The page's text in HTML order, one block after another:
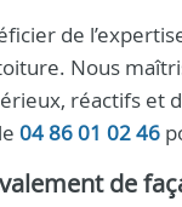
de
Nous
réactifs et
04 86 01 02 46
de